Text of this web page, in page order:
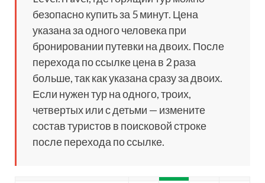
безопасно купить за 5 минут. Цена
указана за одного человека при
бронировании путевки на двоих. После
перехода по ссылке цена в 2 раза
больше, так как указана сразу за двоих.
Если нужен тур на одного, троих,
четвертых или с детьми — измените
состав туристов в поисковой строке
после перехода по ссылке.